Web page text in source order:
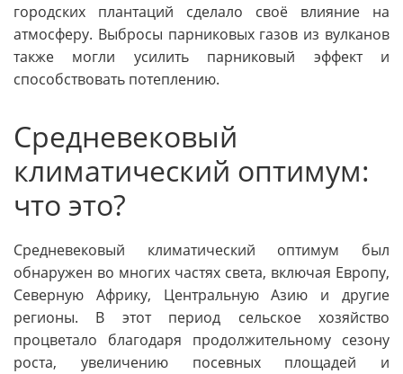
городских плантаций сделало своё влияние на
атмосферу. Выбросы парниковых газов из вулканов
также могли усилить парниковый эффект и
способствовать потеплению.
Средневековый
климатический оптимум:
что это?
Средневековый климатический оптимум был
обнаружен во многих частях света, включая Европу,
Северную Африку, Центральную Азию и другие
регионы. В этот период сельское хозяйство
процветало благодаря продолжительному сезону
роста, увеличению посевных площадей и